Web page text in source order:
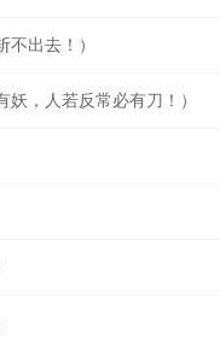
出去！）
，人若反常必有刀！）